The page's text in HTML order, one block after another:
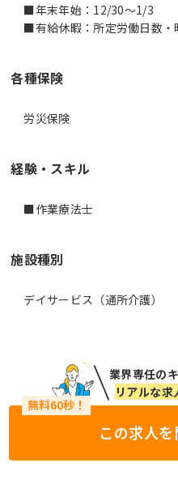
■年末年始：12/30～1/3
■有給休暇：所定労働日数・
各種保険
労災保険
経験・スキル
■作業療法士
施設種別
デイサービス（通所介護）
業界専任の
リアルな求
この求人